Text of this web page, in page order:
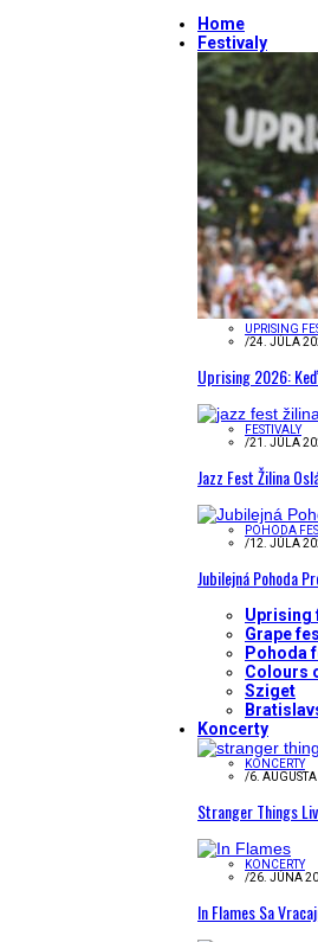
Home
Festivaly
UPRISING
/24. JÚLA
Uprising 2026:
FESTIVALY
/21. JÚLA
Jazz Fest Žilina
POHODA
/12. JÚLA
Jubilejná Pohoda
Uprising
Grape
Pohoda
Colours
Sziget
Koncerty
KONCERTY
/6.
Stranger Things
KONCERTY
/26. JÚNA
In Flames Sa